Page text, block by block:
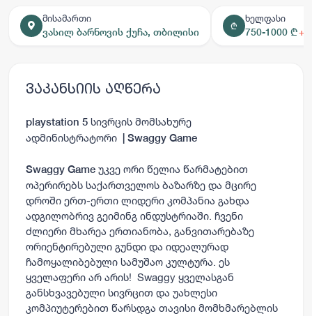
მისამართი
ვასილ ბარნოვის ქუჩა, თბილისი
₾
ხელფასი
750-1000 ₾+
ვაკანსიის აღწერა
playstation 5 სივრცის მომსახურე
ადმინისტრატორი
| Swaggy Game
Swaggy Game უკვე ორი წელია წარმატებით
ოპერირებს საქართველოს ბაზარზე და მცირე
დროში ერთ-ერთი ლიდერი კომპანია გახდა
ადგილობრივ გეიმინგ ინდუსტრიაში. ჩვენი
ძლიერი მხარეა ერთიანობა, განვითარებაზე
ორიენტირებული გუნდი და იდეალურად
ჩამოყალიბებული სამუშაო კულტურა. ეს
ყველაფერი არ არის! Swaggy ყველასგან
განსხვავებული სივრცით და უახლესი
კომპიუტერებით წარსდგა თავისი მომხმარებლის